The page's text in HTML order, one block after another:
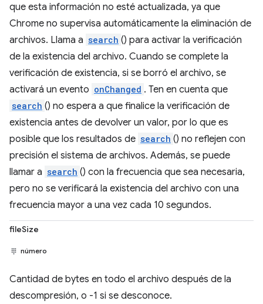
que esta información no esté actualizada, ya que
Chrome no supervisa automáticamente la eliminación de
archivos. Llama a search () para activar la verificación
de la existencia del archivo. Cuando se complete la
verificación de existencia, si se borró el archivo, se
activará un evento onChanged . Ten en cuenta que
search () no espera a que finalice la verificación de
existencia antes de devolver un valor, por lo que es
posible que los resultados de search () no reflejen con
precisión el sistema de archivos. Además, se puede
llamar a search () con la frecuencia que sea necesaria,
pero no se verificará la existencia del archivo con una
frecuencia mayor a una vez cada 10 segundos.
fileSize
número
Cantidad de bytes en todo el archivo después de la
descompresión, o -1 si se desconoce.